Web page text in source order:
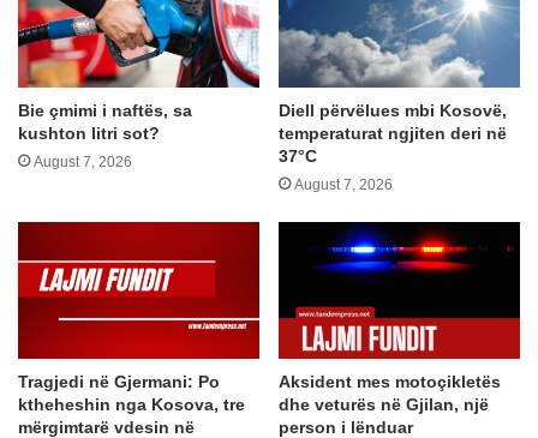
Bie çmimi i naftës, sa
kushton litri sot?
August 7, 2026
Diell përvëlues mbi Kosovë,
temperaturat ngjiten deri në
37°C
August 7, 2026
Tragjedi në Gjermani: Po
ktheheshin nga Kosova, tre
mërgimtarë vdesin në
Aksident mes motoçikletës
dhe veturës në Gjilan, një
person i lënduar